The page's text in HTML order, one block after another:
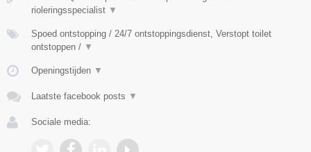
rioleringsspecialist ▼
Spoed ontstopping / 24/7 ontstoppingsdienst, Verstopt toilet
ontstoppen / ▼
Openingstijden ▼
Laatste facebook posts ▼
Sociale media: